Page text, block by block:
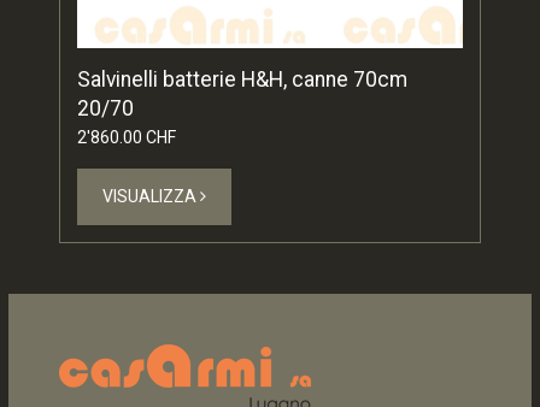
Salvinelli batterie H&H, canne 70cm
20/70
2'860.00 CHF
VISUALIZZA